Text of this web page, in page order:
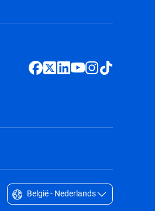
België - Nederlands